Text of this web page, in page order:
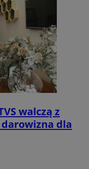
walczą z
dla